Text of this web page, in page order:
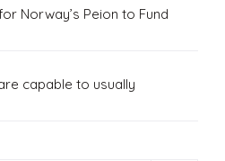
Norway’s Peion to Fund
capable to usually